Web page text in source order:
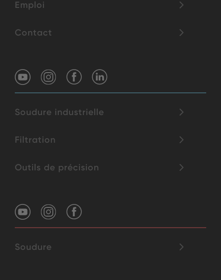
Emploi
Contact
Soudure industrielle
Filtration
Outils de précision
Soudure